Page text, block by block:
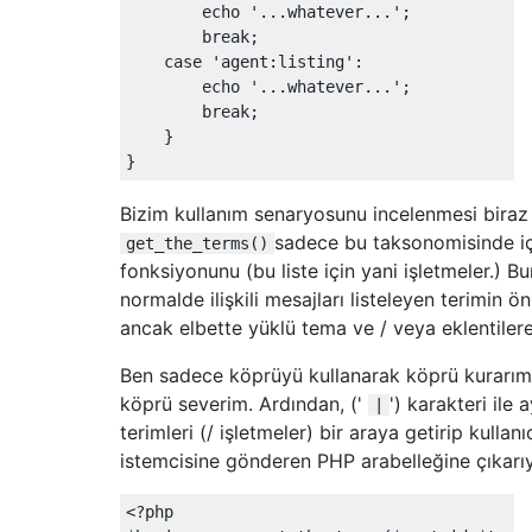
        echo
'...whatever...' ;
break;
case
'agent:listing' :
        echo
'...whatever...' ;
break;
}
}
Bizim kullanım senaryosunu incelenmesi
get_the_terms() sadece bu taksonomisinde
fonksiyonunu (bu liste için yani işletmeler.)
normalde ilişkili mesajları listeleyen terimin
ancak elbette yüklü tema ve / veya
Ben sadece köprüyü kullanarak köprü
köprü severim. Ardından, ('
') karakteri ile
terimleri (/ işletmeler) bir araya getirip
istemcisine gönderen PHP arabelleğine
<?php